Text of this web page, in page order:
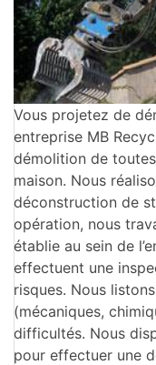
Vous projetez de
entreprise MB
démolition de
maison. Nous
déconstruction de
opération, nous
établie au sein de
effectuent une
risques. Nous
(mécaniques,
difficultés. Nous
pour effectuer une